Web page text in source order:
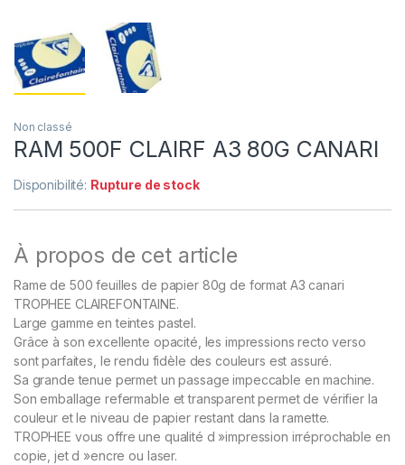
Non classé
RAM 500F CLAIRF A3 80G CANARI
Disponibilité: Rupture de stock
À propos de cet article
Rame de 500 feuilles de papier 80g de format A3 canari
TROPHEE CLAIREFONTAINE.
Large gamme en teintes pastel.
Grâce à son excellente opacité, les impressions recto verso
sont parfaites, le rendu fidèle des couleurs est assuré.
Sa grande tenue permet un passage impeccable en machine.
Son emballage refermable et transparent permet de vérifier la
couleur et le niveau de papier restant dans la ramette.
TROPHEE vous offre une qualité d »impression irréprochable en
copie, jet d »encre ou laser.